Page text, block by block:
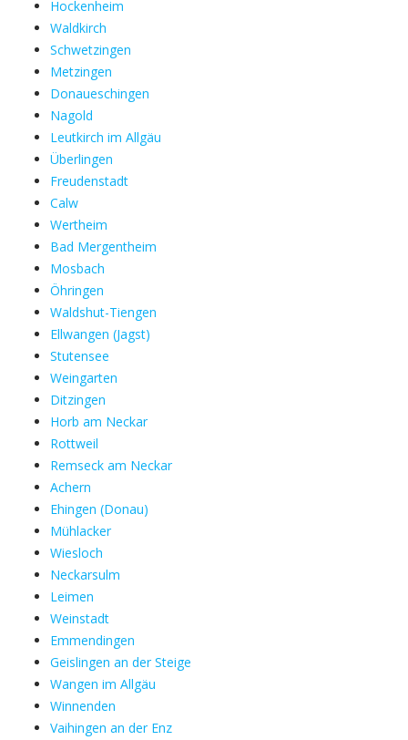
Hockenheim
Waldkirch
Schwetzingen
Metzingen
Donaueschingen
Nagold
Leutkirch im Allgäu
Überlingen
Freudenstadt
Calw
Wertheim
Bad Mergentheim
Mosbach
Öhringen
Waldshut-Tiengen
Ellwangen (Jagst)
Stutensee
Weingarten
Ditzingen
Horb am Neckar
Rottweil
Remseck am Neckar
Achern
Ehingen (Donau)
Mühlacker
Wiesloch
Neckarsulm
Leimen
Weinstadt
Emmendingen
Geislingen an der Steige
Wangen im Allgäu
Winnenden
Vaihingen an der Enz